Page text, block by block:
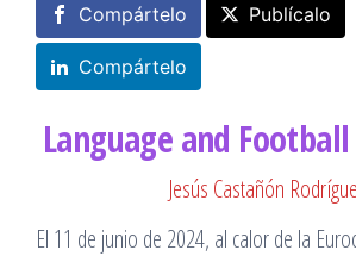
Compártelo Publícalo
Compártelo
Language and Football
Jesús Castañón
El 11 de junio de 2024, al calor de la